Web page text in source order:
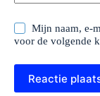
Mijn naam, e-
voor de volgende
Reactie